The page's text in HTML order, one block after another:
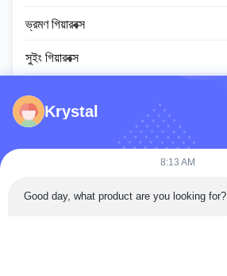
ভ্রমণ গিয়ারবক্স
সুইং গিয়ারবক্স
ইসিইউ নিয়ামক
হাইড্রোলিক সিলিন্ডার অ্যাসি
Krystal
8:13 AM
Good day, what product are you looking for?